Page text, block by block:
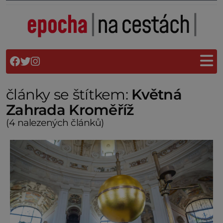
články se štítkem: Květná
Zahrada Kroměříž
(4 nalezených článků)